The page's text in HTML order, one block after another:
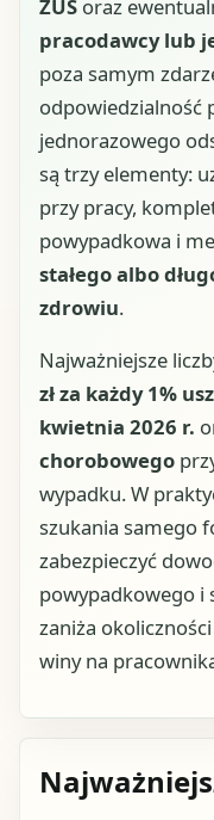
ZUS oraz
pracodawcy lub
poza samym
odpowiedzialność
jednorazowego
są trzy elementy:
przy pracy,
powypadkowa i
stałego albo
zdrowiu.
Najważniejsze
zł za każdy 1%
kwietnia 2026 r.
chorobowego
wypadku. W
szukania samego
zabezpieczyć
powypadkowego i
zaniża
winy na